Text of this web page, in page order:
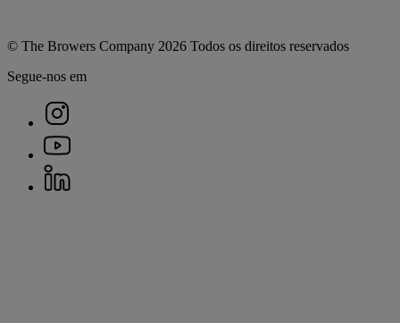
© The Browers Company 2026 Todos os direitos reservados
Segue-nos em